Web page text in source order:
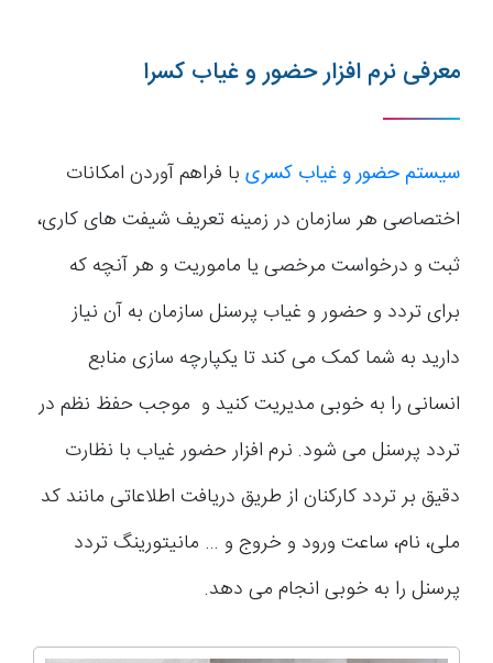
معرفی نرم افزار حضور و غیاب کسرا
سیستم حضور و غیاب کسری با فراهم آوردن امکانات
اختصاصی هر سازمان در زمینه تعریف شیفت های کاری،
ثبت و درخواست مرخصی یا ماموریت و هر آنچه که
برای تردد و حضور و غیاب پرسنل سازمان به آن نیاز
دارید به شما کمک می کند تا یکپارچه سازی منابع
انسانی را به خوبی مدیریت کنید و موجب حفظ نظم در
تردد پرسنل می شود. نرم افزار حضور غیاب با نظارت
دقیق بر تردد کارکنان از طریق دریافت اطلاعاتی مانند کد
ملی، نام، ساعت ورود و خروج و … مانیتورینگ تردد
پرسنل را به خوبی انجام می دهد.